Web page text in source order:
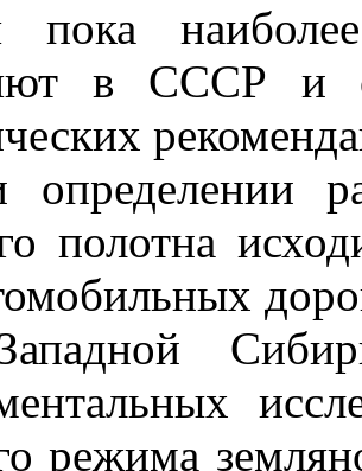
пока
в СССР и
полотна
режима